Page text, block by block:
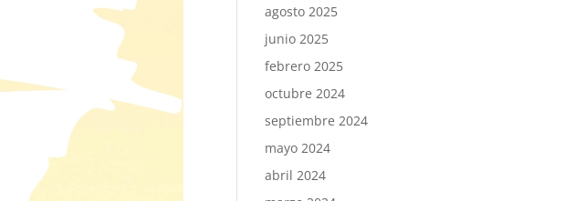
agosto 2025
junio 2025
febrero 2025
octubre 2024
septiembre 2024
mayo 2024
abril 2024